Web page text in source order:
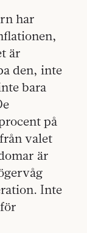
har
är
den, inte
bara
på
valet
är
Inte